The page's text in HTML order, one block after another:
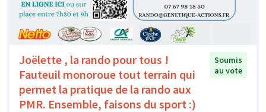
Joëlette , la rando pour tous !
Fauteuil monoroue tout terrain qui
permet la pratique de la rando aux
PMR. Ensemble, faisons du sport :)
Soumis
au vote